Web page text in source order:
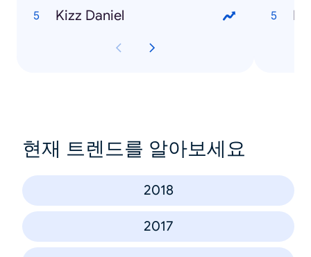
Kizz Daniel
현재 트렌드를 알아보세요
2018
2017